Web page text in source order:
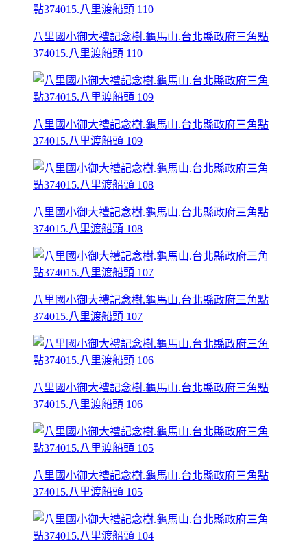
八里國小御大禮記念樹.龜馬山.台北縣政府三角點
374015.八里渡船頭 110
八里國小御大禮記念樹.龜馬山.台北縣政府三角點
374015.八里渡船頭 109
八里國小御大禮記念樹.龜馬山.台北縣政府三角點
374015.八里渡船頭 108
八里國小御大禮記念樹.龜馬山.台北縣政府三角點
374015.八里渡船頭 107
八里國小御大禮記念樹.龜馬山.台北縣政府三角點
374015.八里渡船頭 106
八里國小御大禮記念樹.龜馬山.台北縣政府三角點
374015.八里渡船頭 105